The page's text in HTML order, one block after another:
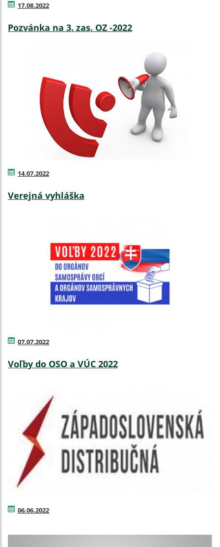
17.08.2022
Pozvánka na 3. zas. OZ -2022
14.07.2022
Verejná vyhláška
07.07.2022
Voľby do OSO a VÚC 2022
06.06.2022